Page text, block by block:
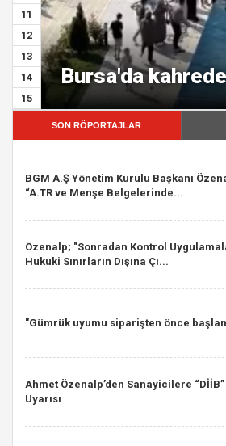
11
12
13
14
15
Bursa'da
SON RÖPORTAJLAR
BGM A.Ş Yönetim Kurulu Başkanı
“A.TR ve Menşe Belgelerinde...
Özenalp; "Sonradan Kontrol
Hukuki Sınırların Dışına Çı...
"Gümrük uyumu siparişten önce
Ahmet Özenalp’den Sanayicilere “DİİB”
Uyarısı